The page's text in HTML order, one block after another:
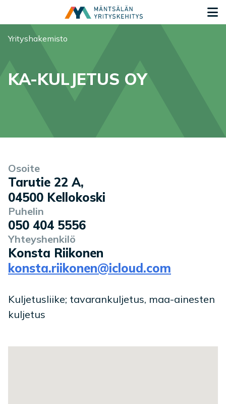
Olet tässä:
Yrityshakemisto
KA-KULJETUS OY
Yrityksen tiedot
Osoite
Tarutie 22 A,
04500 Kellokoski
Puhelin
050 404 5556
Yhteyshenkilö
Konsta Riikonen
konsta.riikonen@icloud.com
Palvelukuvaus
Kuljetusliike; tavarankuljetus, maa-ainesten
kuljetus